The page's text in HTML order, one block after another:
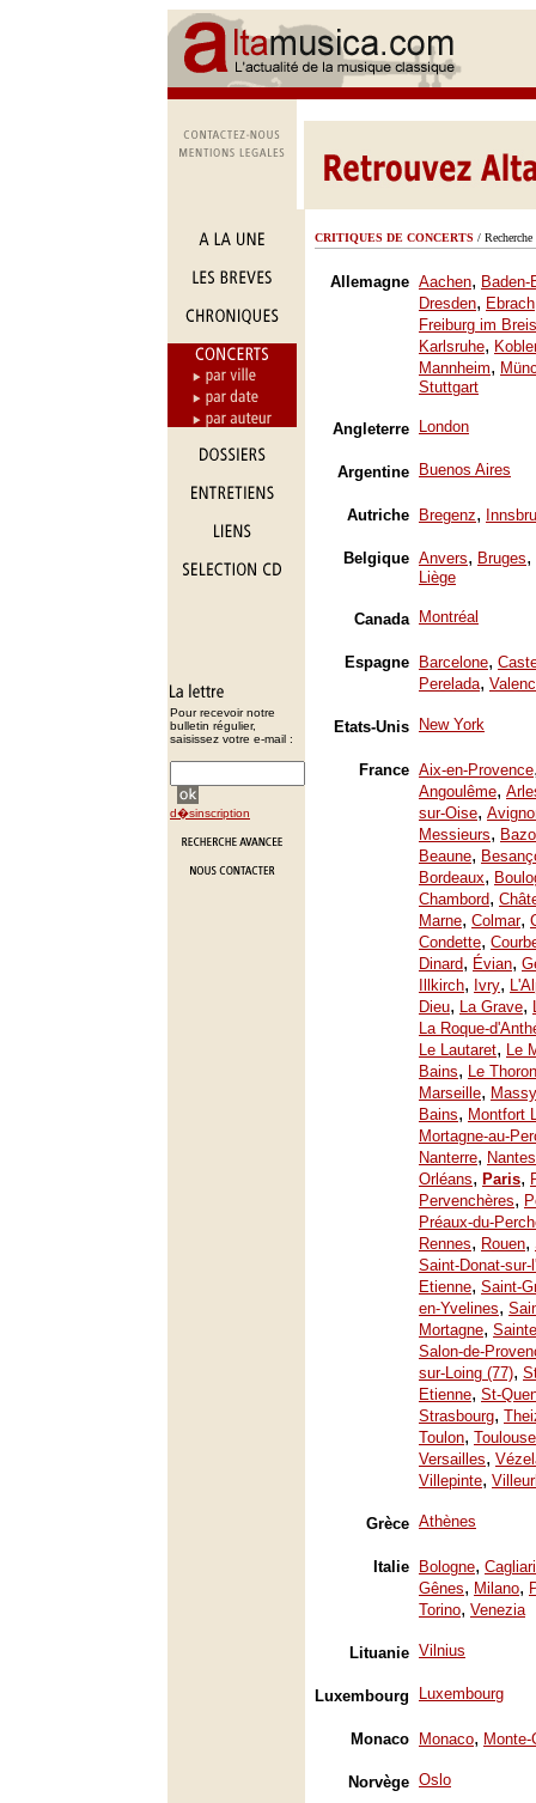
Pour recevoir notre
bulletin régulier,
saisissez votre e-mail :
d�sinscription
CRITIQUES DE CONCERTS /
Allemagne Aachen, Baden-
Dresden, Ebrach
Freiburg im
Karlsruhe,
Mannheim,
Stuttgart
Angleterre London
Argentine Buenos Aires
Autriche Bregenz,
Belgique Anvers, Bruges,
Liège
Canada Montréal
Espagne Barcelone,
Perelada,
Etats-Unis New York
France Aix-en-Provence
Angoulême,
sur-Oise,
Messieurs,
Beaune,
Bordeaux,
Chambord,
Marne, Colmar,
Condette,
Dinard, Évian,
Illkirch, Ivry,
Dieu, La Grave,
La Roque-
Le Lautaret, Le
Bains, Le
Marseille, Massy
Bains, Montfort
Mortagne-au-
Nanterre, Nantes
Orléans, Paris,
Pervenchères,
Préaux-du-
Rennes, Rouen,
Saint-Donat-sur-
Etienne, Saint-
en-Yvelines,
Mortagne,
Salon-de-
sur-Loing (77),
Etienne, St-
Strasbourg,
Toulon, Toulouse
Versailles,
Villepinte,
Grèce Athènes
Italie Bologne, Cagliari
Gênes, Milano,
Torino, Venezia
Lituanie Vilnius
Luxembourg Luxembourg
Monaco Monaco, Monte-
Norvège Oslo